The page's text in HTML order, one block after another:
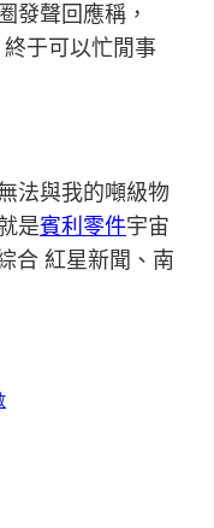
發聲回應稱，
于可以忙閒事
法與我的噸級物
是賓利零件宇宙
合 紅星新聞、南